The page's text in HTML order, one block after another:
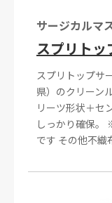
サージカルマ
スプリトッ
スプリトップサ
県）のクリーン
リーツ形状＋セ
しっかり確保。
です その他不織